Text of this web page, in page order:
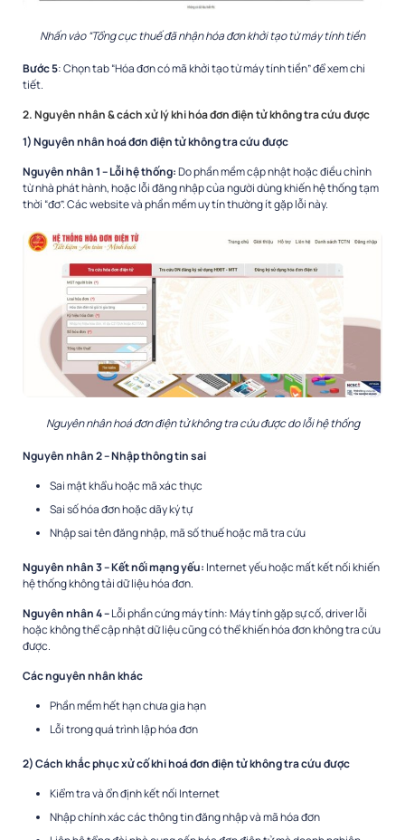
Nhấn vào “Tổng cục thuế đã nhận hóa đơn khởi tạo từ máy tính tiền
Bước 5: Chọn tab “Hóa đơn có mã khởi tạo từ máy tính tiền” để xem chi
tiết.
2. Nguyên nhân & cách xử lý khi hóa đơn điện tử không tra cứu được
1) Nguyên nhân hoá đơn điện tử không tra cứu được
Nguyên nhân 1 – Lỗi hệ thống:Do phần mềm cập nhật hoặc điều chỉnh
từ nhà phát hành, hoặc lỗi đăng nhập của người dùng khiến hệ thống tạm
thời “đơ”. Các website và phần mềm uy tín thường ít gặp lỗi này.
Nguyên nhân hoá đơn điện tử không tra cứu được do lỗi hệ thống
Nguyên nhân 2 – Nhập thông tin sai
Sai mật khẩu hoặc mã xác thực
Sai số hóa đơn hoặc dãy ký tự
Nhập sai tên đăng nhập, mã số thuế hoặc mã tra cứu
Nguyên nhân 3 – Kết nối mạng yếu: Internet yếu hoặc mất kết nối khiến
hệ thống không tải dữ liệu hóa đơn.
Nguyên nhân 4 –Lỗi phần cứng máy tính: Máy tính gặp sự cố, driver lỗi
hoặc không thể cập nhật dữ liệu cũng có thể khiến hóa đơn không tra cứu
được.
Các nguyên nhân khác
Phần mềm hết hạn chưa gia hạn
Lỗi trong quá trình lập hóa đơn
2) Cách khắc phục xử cố khi hoá đơn điện tử không tra cứu được
Kiểm tra và ổn định kết nối Internet
Nhập chính xác các thông tin đăng nhập và mã hóa đơn